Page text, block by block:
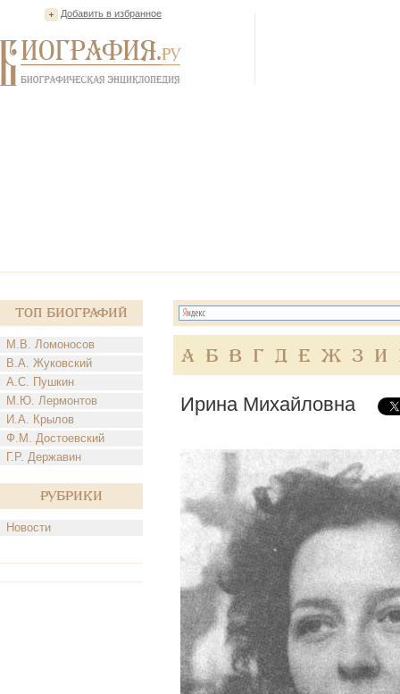
Добавить в избранное
Топ Биографий
М.В. Ломоносов
В.А. Жуковский
А.С. Пушкин
М.Ю. Лермонтов
И.А. Крылов
Ф.М. Достоевский
Г.Р. Державин
Рубрики
Новости
А Б В Г Д Е Ж З И
Ирина Михайловна